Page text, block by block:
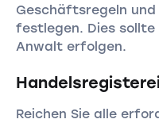
Geschäftsregeln
festlegen. Dies
Anwalt erfolgen.
Reichen Sie alle